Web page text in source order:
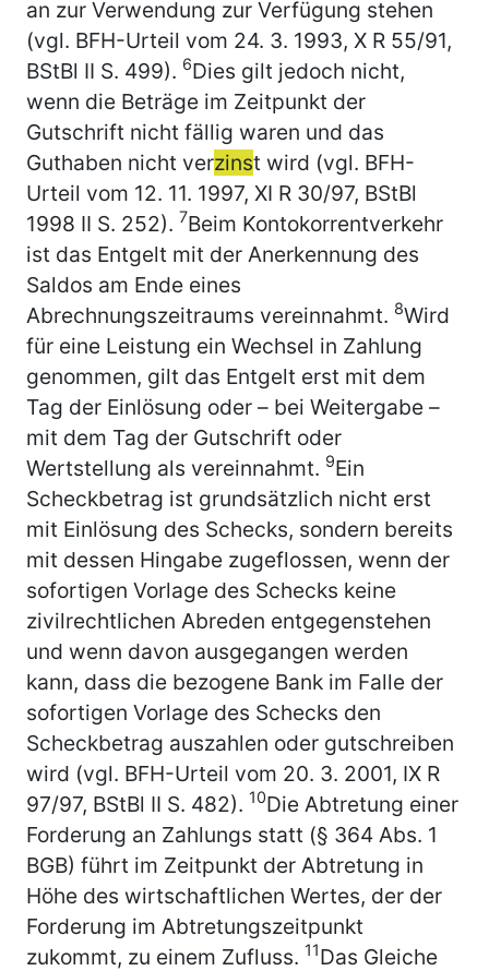
an zur Verwendung zur Verfügung stehen
(vgl. BFH-Urteil vom 24. 3. 1993, X R 55/91,
BStBl II S. 499). 6Dies gilt jedoch nicht,
wenn die Beträge im Zeitpunkt der
Gutschrift nicht fällig waren und das
Guthaben nicht verzinst wird (vgl. BFH-
Urteil vom 12. 11. 1997, XI R 30/97, BStBl
1998 II S. 252). 7Beim Kontokorrentverkehr
ist das Entgelt mit der Anerkennung des
Saldos am Ende eines
Abrechnungszeitraums vereinnahmt. 8Wird
für eine Leistung ein Wechsel in Zahlung
genommen, gilt das Entgelt erst mit dem
Tag der Einlösung oder – bei Weitergabe –
mit dem Tag der Gutschrift oder
Wertstellung als vereinnahmt. 9Ein
Scheckbetrag ist grundsätzlich nicht erst
mit Einlösung des Schecks, sondern bereits
mit dessen Hingabe zugeflossen, wenn der
sofortigen Vorlage des Schecks keine
zivilrechtlichen Abreden entgegenstehen
und wenn davon ausgegangen werden
kann, dass die bezogene Bank im Falle der
sofortigen Vorlage des Schecks den
Scheckbetrag auszahlen oder gutschreiben
wird (vgl. BFH-Urteil vom 20. 3. 2001, IX R
97/97, BStBl II S. 482). 10Die Abtretung einer
Forderung an Zahlungs statt (§ 364 Abs. 1
BGB) führt im Zeitpunkt der Abtretung in
Höhe des wirtschaftlichen Wertes, der der
Forderung im Abtretungszeitpunkt
zukommt, zu einem Zufluss. 11Das Gleiche